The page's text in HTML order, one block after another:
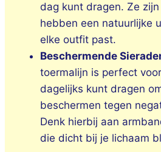
dag kunt dragen. Ze
hebben een natuurlijke
elke outfit past.
Beschermende
toermalijn is perfect
dagelijks kunt dragen
beschermen tegen
Denk hierbij aan
die dicht bij je lichaam